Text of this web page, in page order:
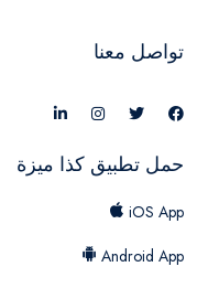
تواصل معنا
حمل تطبيق كذا ميزة
iOS App
Android App